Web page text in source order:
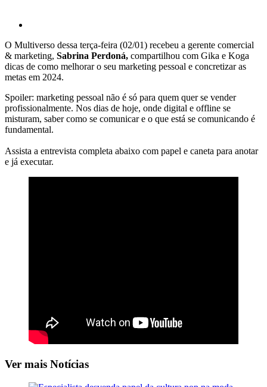
O Multiverso dessa terça-feira (02/01) recebeu a gerente comercial
& marketing, Sabrina Perdoná, compartilhou com Gika e Koga
dicas de como melhorar o seu marketing pessoal e concretizar as
metas em 2024.
Spoiler: marketing pessoal não é só para quem quer se vender
profissionalmente. Nos dias de hoje, onde digital e offline se
misturam, saber como se comunicar e o que está se comunicando é
fundamental.
Assista a entrevista completa abaixo com papel e caneta para anotar
e já executar.
Ver mais Notícias